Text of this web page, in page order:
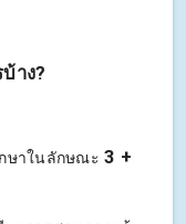
าง?
ษาในลักษณะ 3 +